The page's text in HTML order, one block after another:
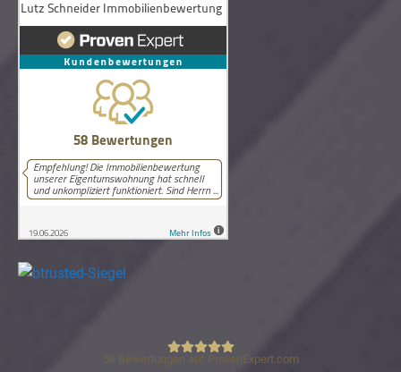
58 Bewertungen auf ProvenExpert.com